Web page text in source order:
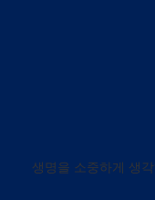
생명을 소중하게 생